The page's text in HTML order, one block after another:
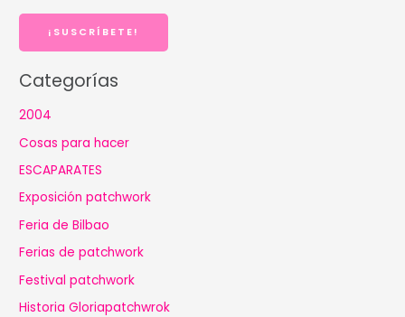
r
¡SUSCRÍBETE!
Categorías
2004
Cosas para hacer
ESCAPARATES
Exposición patchwork
Feria de Bilbao
Ferias de patchwork
Festival patchwork
Historia Gloriapatchwrok